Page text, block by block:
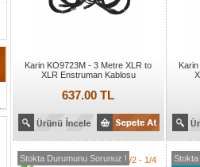
Karin KO9723M - 3 Metre XLR to
XLR Enstruman Kablosu
637.00 TL
Stokta Durumunu Sorunuz !